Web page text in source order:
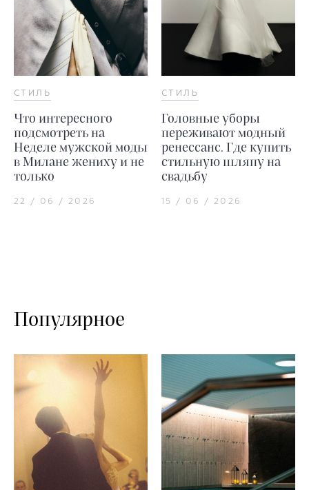
СТИЛЬ
Что интересного
подсмотреть на
Неделе мужской моды
в Милане жениху и не
только
22 / 06 / 2026
СТИЛЬ
Головные уборы
переживают модный
ренессанс. Где купить
стильную шляпу на
свадьбу
15 / 06 / 2026
Популярное